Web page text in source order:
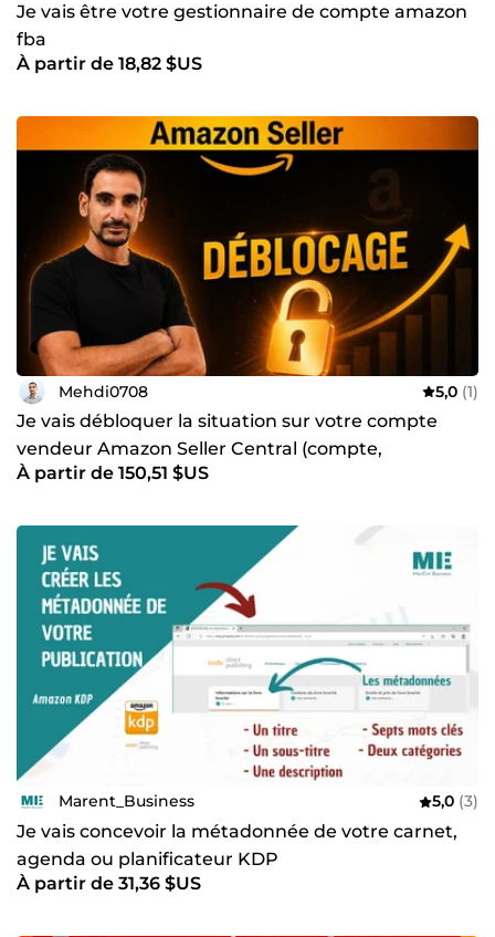
Je vais être votre gestionnaire de compte amazon
fba
À partir de 18,82 $US
Mehdi0708 5,0 (1)
Je vais débloquer la situation sur votre compte
vendeur Amazon Seller Central (compte,
autorisations etc...)
À partir de 150,51 $US
Marent_Business 5,0 (3)
Je vais concevoir la métadonnée de votre carnet,
agenda ou planificateur KDP
À partir de 31,36 $US